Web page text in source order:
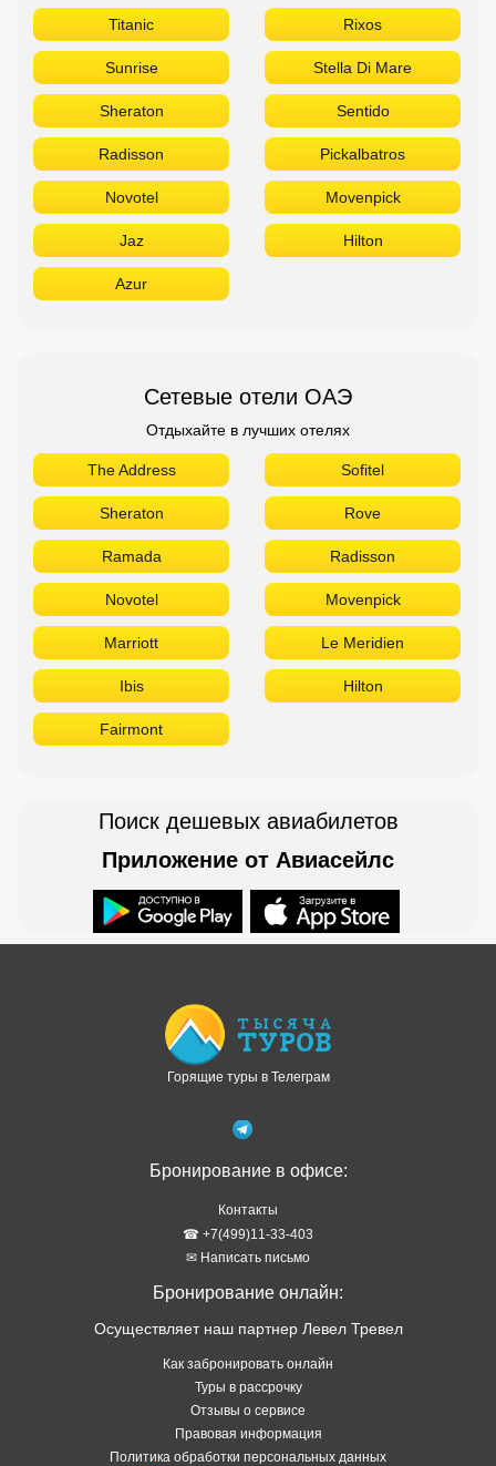
Titanic Rixos
Sunrise Stella Di Mare
Sheraton Sentido
Radisson Pickalbatros
Novotel Movenpick
Jaz Hilton
Azur
Сетевые отели ОАЭ
Отдыхайте в лучших отелях
The Address Sofitel
Sheraton Rove
Ramada Radisson
Novotel Movenpick
Marriott Le Meridien
Ibis Hilton
Fairmont
Поиск дешевых авиабилетов
Приложение от Авиасейлс
Горящие туры в Телеграм
Бронирование в офисе:
Контакты
☎ +7(499)11-33-403
✉ Написать письмо
Бронирование онлайн:
Осуществляет наш партнер Левел Тревел
Как забронировать онлайн
Туры в рассрочку
Отзывы о сервисе
Правовая информация
Политика обработки персональных данных